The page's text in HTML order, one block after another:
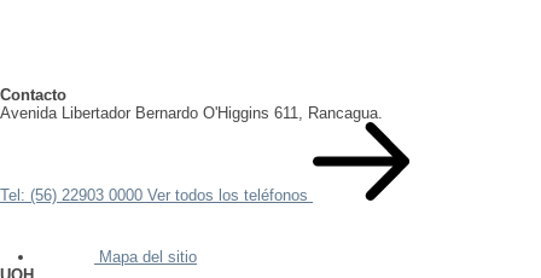
Contacto
Avenida Libertador Bernardo O'Higgins 611, Rancagua.
Tel: (56) 22903 0000 Ver todos los teléfonos
Mapa del sitio